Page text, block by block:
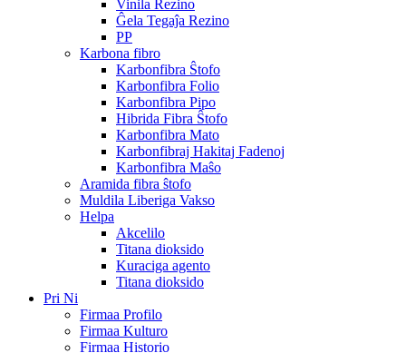
Vinila Rezino
Ĝela Tegaĵa Rezino
PP
Karbona fibro
Karbonfibra Ŝtofo
Karbonfibra Folio
Karbonfibra Pipo
Hibrida Fibra Ŝtofo
Karbonfibra Mato
Karbonfibraj Hakitaj Fadenoj
Karbonfibra Maŝo
Aramida fibra ŝtofo
Muldila Liberiga Vakso
Helpa
Akcelilo
Titana dioksido
Kuraciga agento
Titana dioksido
Pri Ni
Firmaa Profilo
Firmaa Kulturo
Firmaa Historio